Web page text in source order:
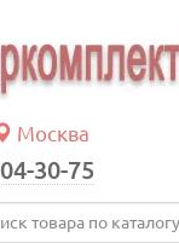
Москва
30-75